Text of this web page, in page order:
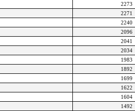
2273
2271
2240
2096
2041
2034
1983
1892
1699
1622
1604
1492